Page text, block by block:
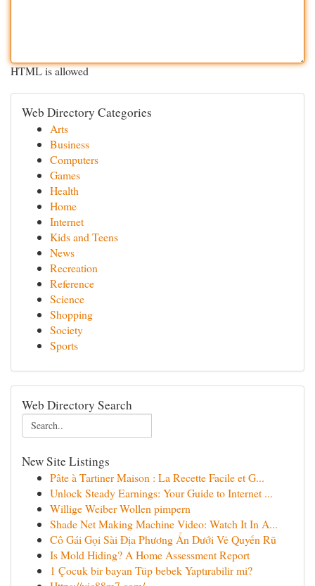
HTML is allowed
Web Directory Categories
Arts
Business
Computers
Games
Health
Home
Internet
Kids and Teens
News
Recreation
Reference
Science
Shopping
Society
Sports
Web Directory Search
New Site Listings
Pâte à Tartiner Maison : La Recette Facile et G...
Unlock Steady Earnings: Your Guide to Internet ...
Willige Weiber Wollen pimpern
Shade Net Making Machine Video: Watch It In A...
Cô Gái Gọi Sài Địa Phương Ẩn Dưới Vẻ Quyến Rũ
Is Mold Hiding? A Home Assessment Report
1 Çocuk bir bayan Tüp bebek Yaptırabilir mi?